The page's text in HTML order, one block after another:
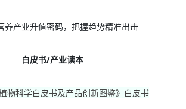
养产业升值密码，把握趋势精准出击
白皮书/产业读本
物科学白皮书及产品创新图鉴》白皮书